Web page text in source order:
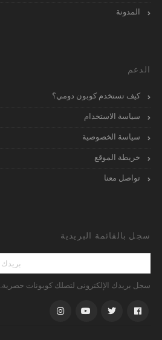
المدونة
الدعم
كيف تستخدم كوبون دومي؟
سياسة الاستخدام
سياسة الخصوصية
خريطة الموقع
تواصل معنا
سجل بالقائمة البريدية
سجل بريدك الإلكترونى لتصلك كوبونات حصرية.